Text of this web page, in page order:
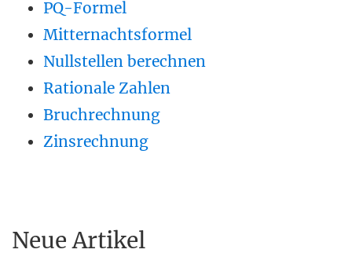
PQ-Formel
Mitternachtsformel
Nullstellen berechnen
Rationale Zahlen
Bruchrechnung
Zinsrechnung
Neue Artikel